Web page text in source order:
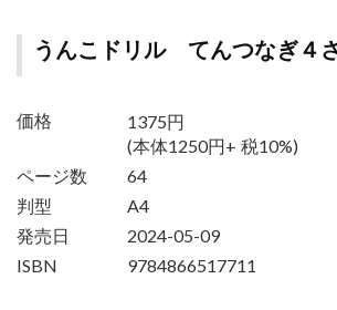
うんこドリル てんつなぎ４
価格
1375円
(本体1250円+ 税10%)
ページ数
64
判型
A4
発売日
2024-05-09
ISBN
9784866517711